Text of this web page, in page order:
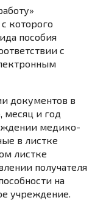
которого
пособия
с
документов в
месяц и год
медико-
в листке
листке
получателя
на
учреждение.